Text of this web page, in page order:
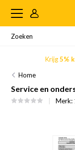
Krijg5%
Home
Service en
Merk: